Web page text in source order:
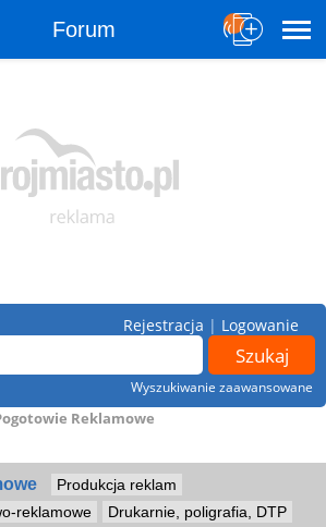
Forum
Wyszukiwanie zaawansowane
Rejestracja | Logowanie
Reklamowe
Produkcja reklam
reklamowe
Drukarnie, poligrafia, DTP